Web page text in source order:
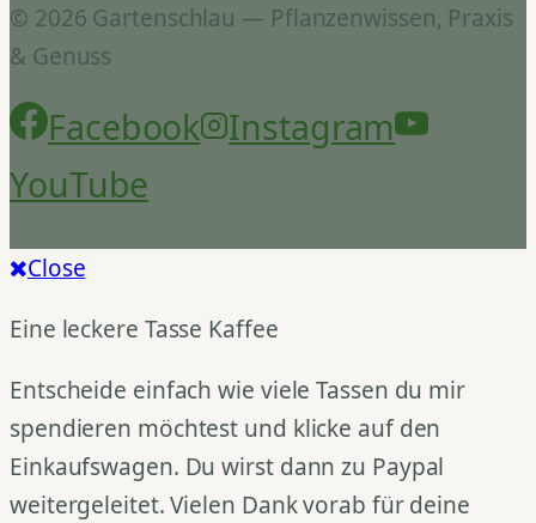
© 2026 Gartenschlau — Pflanzenwissen, Praxis
& Genuss
Facebook
Instagram
YouTube
Close
Eine leckere Tasse Kaffee
Entscheide einfach wie viele Tassen du mir
spendieren möchtest und klicke auf den
Einkaufswagen. Du wirst dann zu Paypal
weitergeleitet. Vielen Dank vorab für deine